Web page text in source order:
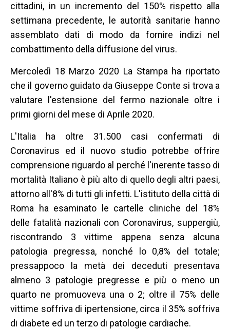
cittadini, in un incremento del 150% rispetto alla
settimana precedente, le autorità sanitarie hanno
assemblato dati di modo da fornire indizi nel
combattimento della diffusione del virus.
Mercoledì 18 Marzo 2020 La Stampa ha riportato
che il governo guidato da Giuseppe Conte si trova a
valutare l'estensione del fermo nazionale oltre i
primi giorni del mese di Aprile 2020.
L'Italia ha oltre 31.500 casi confermati di
Coronavirus ed il nuovo studio potrebbe offrire
comprensione riguardo al perché l'inerente tasso di
mortalità Italiano è più alto di quello degli altri paesi,
attorno all'8% di tutti gli infetti. L'istituto della città di
Roma ha esaminato le cartelle cliniche del 18%
delle fatalità nazionali con Coronavirus, suppergiù,
riscontrando 3 vittime appena senza alcuna
patologia pregressa, nonché lo 0,8% del totale;
pressappoco la metà dei deceduti presentava
almeno 3 patologie pregresse e più o meno un
quarto ne promuoveva una o 2; oltre il 75% delle
vittime soffriva di ipertensione, circa il 35% soffriva
di diabete ed un terzo di patologie cardiache.